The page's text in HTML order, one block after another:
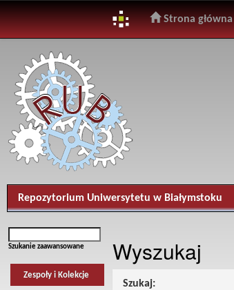
navigation
Strona główna
Repozytorium Uniwersytetu w Białymstoku
Szukanie zaawansowane
Zespoły i Kolekcje
Wyszukaj
Szukaj: